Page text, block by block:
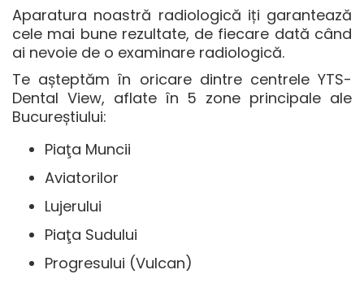
Aparatura noastră radiologică iți garantează
cele mai bune rezultate, de fiecare dată când
ai nevoie de o examinare radiologică.
Te așteptăm în oricare dintre centrele YTS-
Dental View, aflate în 5 zone principale ale
Bucureștiului:
Piaţa Muncii
Aviatorilor
Lujerului
Piaţa Sudului
Progresului (Vulcan)